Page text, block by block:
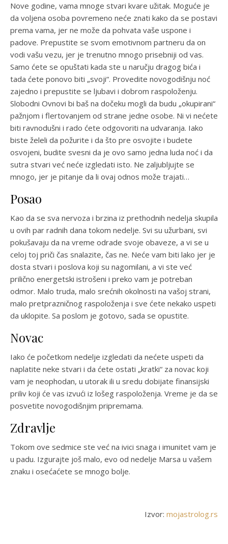
Nove godine, vama mnoge stvari kvare užitak. Moguće je
da voljena osoba povremeno neće znati kako da se postavi
prema vama, jer ne može da pohvata vaše uspone i
padove. Prepustite se svom emotivnom partneru da on
vodi vašu vezu, jer je trenutno mnogo prisebniji od vas.
Samo ćete se opuštati kada ste u naručju dragog bića i
tada ćete ponovo biti „svoji“. Provedite novogodišnju noć
zajedno i prepustite se ljubavi i dobrom raspoloženju.
Slobodni Ovnovi bi baš na dočeku mogli da budu „okupirani“
pažnjom i flertovanjem od strane jedne osobe. Ni vi nećete
biti ravnodušni i rado ćete odgovoriti na udvaranja. Iako
biste želeli da požurite i da što pre osvojite i budete
osvojeni, budite svesni da je ovo samo jedna luda noć i da
sutra stvari već neće izgledati isto. Ne zaljubljujte se
mnogo, jer je pitanje da li ovaj odnos može trajati…
Posao
Kao da se sva nervoza i brzina iz prethodnih nedelja skupila
u ovih par radnih dana tokom nedelje. Svi su užurbani, svi
pokušavaju da na vreme odrade svoje obaveze, a vi se u
celoj toj priči čas snalazite, čas ne. Neće vam biti lako jer je
dosta stvari i poslova koji su nagomilani, a vi ste već
prilično energetski istrošeni i preko vam je potreban
odmor. Malo truda, malo srećnih okolnosti na vašoj strani,
malo pretprazničnog raspoloženja i sve ćete nekako uspeti
da uklopite. Sa poslom je gotovo, sada se opustite.
Novac
Iako će početkom nedelje izgledati da nećete uspeti da
naplatite neke stvari i da ćete ostati „kratki“ za novac koji
vam je neophodan, u utorak ili u sredu dobijate finansijski
priliv koji će vas izvući iz lošeg raspoloženja. Vreme je da se
posvetite novogodišnjim pripremama.
Zdravlje
Tokom ove sedmice ste već na ivici snaga i imunitet vam je
u padu. Izgurajte još malo, evo od nedelje Marsa u vašem
znaku i osećaćete se mnogo bolje.
Izvor: mojastrolog.rs